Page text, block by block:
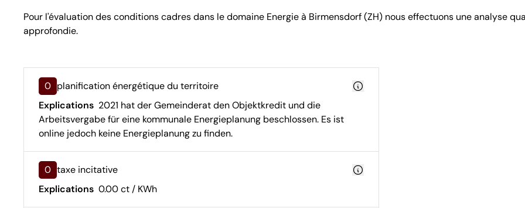
Pour l'évaluation des conditions cadres dans le domaine Energie à Birmensdorf (ZH) nous effectuons une analyse
approfondie.
0 planification énergétique du territoire
Explications 2021 hat der Gemeinderat den Objektkredit und die
Arbeitsvergabe für eine kommunale Energieplanung beschlossen. Es ist
online jedoch keine Energieplanung zu finden.
0 taxe incitative
Explications 0.00 ct / KWh